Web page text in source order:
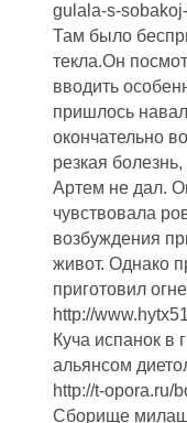
gulala-s-
Там было
текла.Он
вводить
пришлось
окончательно
резкая
Артем не дал.
чувствовала
возбуждения
живот. Однако
приготовил
http://
Куча испанок в
альянсом
http://t-opora.ru/
Сборище